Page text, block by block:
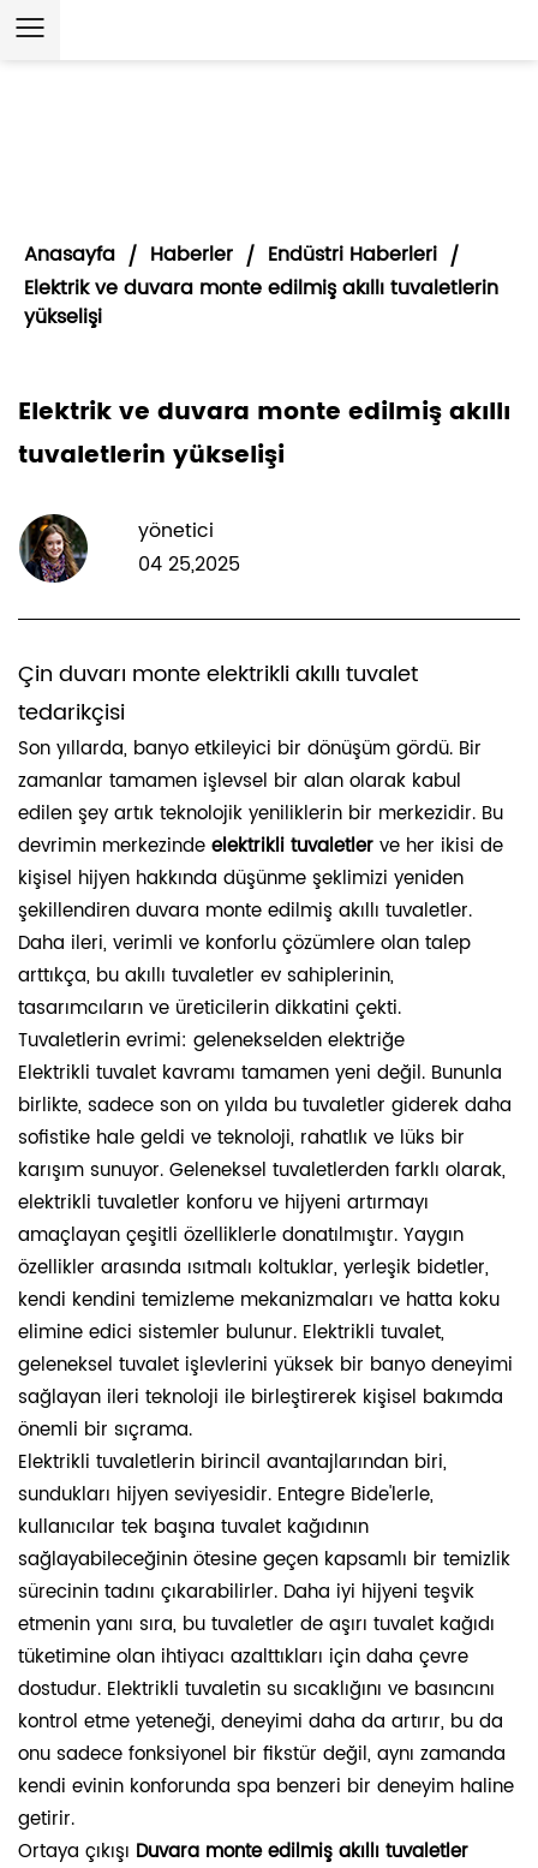
Anasayfa / Haberler / Endüstri Haberleri /
Elektrik ve duvara monte edilmiş akıllı tuvaletlerin
yükselişi
Elektrik ve duvara monte edilmiş akıllı
tuvaletlerin yükselişi
yönetici
04 25,2025
Çin duvarı monte elektrikli akıllı tuvalet
tedarikçisi
Son yıllarda, banyo etkileyici bir dönüşüm gördü. Bir
zamanlar tamamen işlevsel bir alan olarak kabul
edilen şey artık teknolojik yeniliklerin bir merkezidir. Bu
devrimin merkezinde elektrikli tuvaletler ve her ikisi de
kişisel hijyen hakkında düşünme şeklimizi yeniden
şekillendiren duvara monte edilmiş akıllı tuvaletler.
Daha ileri, verimli ve konforlu çözümlere olan talep
arttıkça, bu akıllı tuvaletler ev sahiplerinin,
tasarımcıların ve üreticilerin dikkatini çekti.
Tuvaletlerin evrimi: gelenekselden elektriğe
Elektrikli tuvalet kavramı tamamen yeni değil. Bununla
birlikte, sadece son on yılda bu tuvaletler giderek daha
sofistike hale geldi ve teknoloji, rahatlık ve lüks bir
karışım sunuyor. Geleneksel tuvaletlerden farklı olarak,
elektrikli tuvaletler konforu ve hijyeni artırmayı
amaçlayan çeşitli özelliklerle donatılmıştır. Yaygın
özellikler arasında ısıtmalı koltuklar, yerleşik bidetler,
kendi kendini temizleme mekanizmaları ve hatta koku
elimine edici sistemler bulunur. Elektrikli tuvalet,
geleneksel tuvalet işlevlerini yüksek bir banyo deneyimi
sağlayan ileri teknoloji ile birleştirerek kişisel bakımda
önemli bir sıçrama.
Elektrikli tuvaletlerin birincil avantajlarından biri,
sundukları hijyen seviyesidir. Entegre Bide'lerle,
kullanıcılar tek başına tuvalet kağıdının
sağlayabileceğinin ötesine geçen kapsamlı bir temizlik
sürecinin tadını çıkarabilirler. Daha iyi hijyeni teşvik
etmenin yanı sıra, bu tuvaletler de aşırı tuvalet kağıdı
tüketimine olan ihtiyacı azalttıkları için daha çevre
dostudur. Elektrikli tuvaletin su sıcaklığını ve basıncını
kontrol etme yeteneği, deneyimi daha da artırır, bu da
onu sadece fonksiyonel bir fikstür değil, aynı zamanda
kendi evinin konforunda spa benzeri bir deneyim haline
getirir.
Ortaya çıkışı Duvara monte edilmiş akıllı tuvaletler